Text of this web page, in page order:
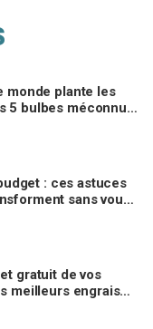
monde plante les
5 bulbes méconnus
: ces astuces
sans vous
gratuit de vos
meilleurs engrais